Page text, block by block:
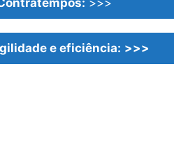
e eficiência: >>>